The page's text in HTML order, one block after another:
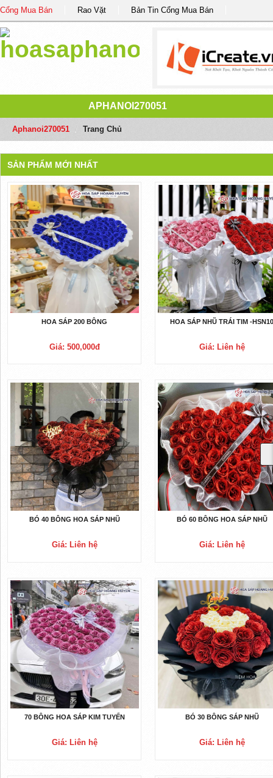
Cổng Mua Bán Rao Vặt Bản Tin Cổng Mua Bán
APHANOI270051
Aphanoi270051 Trang Chủ
SẢN PHẨM MỚI NHẤT
HOA SÁP 200 BÔNG
Giá: 500,000đ
HOA SÁP NHŨ TRÁI TIM -
Giá: Liên hệ
BÓ 40 BÔNG HOA SÁP NHŨ
Giá: Liên hệ
BÓ 60 BÔNG HOA SÁP NHŨ
Giá: Liên hệ
70 BÔNG HOA SÁP KIM TUYẾN
Giá: Liên hệ
BÓ 30 BÔNG SÁP NHŨ
Giá: Liên hệ